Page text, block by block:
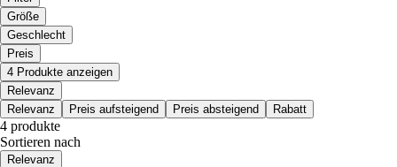
Größe
Geschlecht
Preis
4 Produkte anzeigen
Relevanz
Relevanz
Preis aufsteigend Preis absteigend Rabatt
4 produkte
Sortieren nach
Relevanz